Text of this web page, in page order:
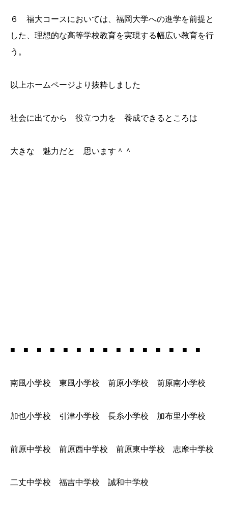
６ 福大コースにおいては、福岡大学への進学を前提と
した、理想的な高等学校教育を実現する幅広い教育を行
う。
以上ホームページより抜粋しました
社会に出てから 役立つ力を 養成できるところは
大きな 魅力だと 思います＾＾
■ ■ ■ ■ ■ ■ ■ ■ ■ ■ ■ ■ ■ ■ ■
南風小学校 東風小学校 前原小学校 前原南小学校
加也小学校 引津小学校 長糸小学校 加布里小学校
前原中学校 前原西中学校 前原東中学校 志摩中学校
二丈中学校 福吉中学校 誠和中学校